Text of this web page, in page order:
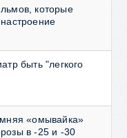
которые
быть "легкого
«омывайка»
в -25 и -30